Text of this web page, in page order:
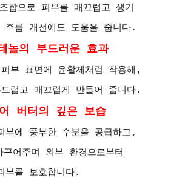
합으로 피부를 매끄럽고 생기
주름 개선에도 도움을 줍니다.
놀의 부드러운 효과
부 표면에 윤활제처럼 작용해,
럽고 매끄럽게 만들어 줍니다.
버터의 깊은 보습
부에 풍부한 수분을 공급하고,
꾸어주며 외부 환경으로부터
부를 보호합니다.